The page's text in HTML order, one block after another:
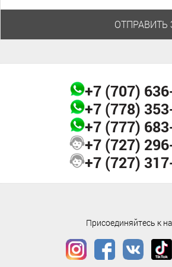
Нет ничего удивительнее и прекраснее,
самой природой. Чтобы увидеть красоты
ОТПРАВИТЬ
+7 (707)
+7 (778)
+7 (777)
+7 (727)
+7 (727)
Присоединяйтесь к